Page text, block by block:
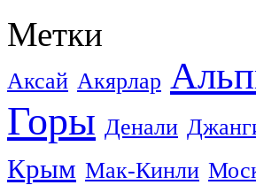
Метки
Аксай Акярлар
Горы Денали
Крым Мак-Кинли